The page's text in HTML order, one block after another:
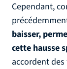
Cependant,
baisser,
cette hausse
accordent